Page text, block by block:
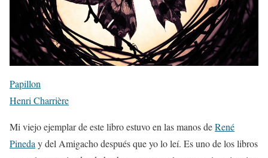
Papillon
Henri Charrière
Mi viejo ejemplar de este libro estuvo en las manos deRené
Pineda y del Amigacho después que yo lo leí. Es uno de los libros